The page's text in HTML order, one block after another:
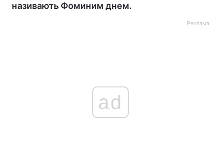
називають Фоминим днем.
Реклама
ad